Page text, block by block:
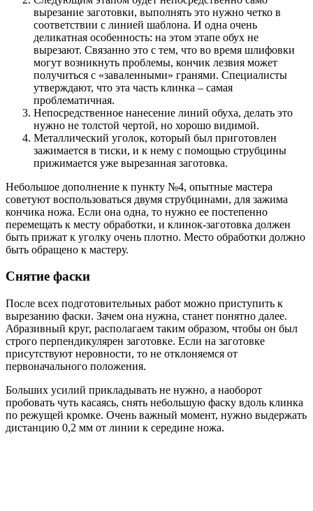
вырезание заготовки, выполнять это нужно четко в
соответствии с линией шаблона. И одна очень
деликатная особенность: на этом этапе обух не
вырезают. Связанно это с тем, что во время шлифовки
могут возникнуть проблемы, кончик лезвия может
получиться с «заваленными» гранями. Специалисты
утверждают, что эта часть клинка – самая
проблематичная.
Непосредственное нанесение линий обуха, делать это
нужно не толстой чертой, но хорошо видимой.
Металлический уголок, который был приготовлен
зажимается в тиски, и к нему с помощью струбцины
прижимается уже вырезанная заготовка.
Небольшое дополнение к пункту №4, опытные мастера
советуют воспользоваться двумя струбцинами, для зажима
кончика ножа. Если она одна, то нужно ее постепенно
перемещать к месту обработки, и клинок-заготовка должен
быть прижат к уголку очень плотно. Место обработки должно
быть обращено к мастеру.
Снятие фаски
После всех подготовительных работ можно приступить к
вырезанию фаски. Зачем она нужна, станет понятно далее.
Абразивный круг, располагаем таким образом, чтобы он был
строго перпендикулярен заготовке. Если на заготовке
присутствуют неровности, то не отклоняемся от
первоначального положения.
Больших усилий прикладывать не нужно, а наоборот
пробовать чуть касаясь, снять небольшую фаску вдоль клинка
по режущей кромке. Очень важный момент, нужно выдержать
дистанцию 0,2 мм от линии к середине ножа.